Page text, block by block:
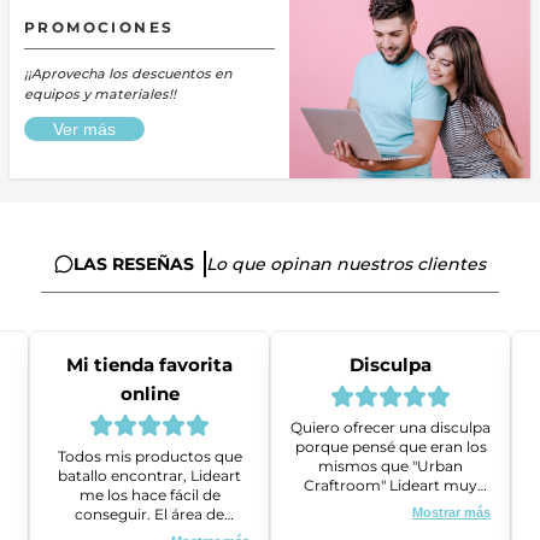
PROMOCIONES
¡¡Aprovecha los descuentos en
equipos y materiales!!
Ver más
LAS RESEÑAS Lo que opinan nuestros clientes
Mi tienda favorita
online
Todos mis productos que
batallo encontrar, Lideart
me los hace fácil de
conseguir. El área de
ventas es super amable y
Disculpa
Quiero ofrecer una disculpa
porque pensé que eran los
mismos que "Urban
Craftroom" Lideart muy
amables me ayudaron a
gestionar un problema que
Mostrar más